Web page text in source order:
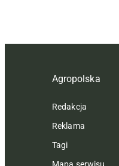
Agropolska
Redakcja
Reklama
Tagi